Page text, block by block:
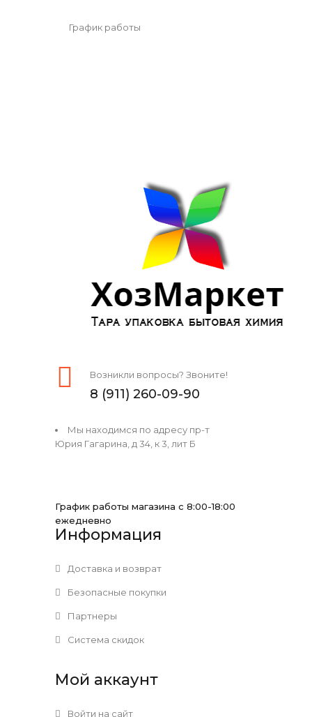
График работы
Возникли вопросы? Звоните!
8 (911) 260-09-90
Мы находимся по адресу пр-т
Юрия Гагарина, д 34, к 3, лит Б
График работы магазина с 8:00-18:00
ежедневно
Информация
Доставка и возврат
Безопасные покупки
Партнеры
Система скидок
Мой аккаунт
Войти на сайт